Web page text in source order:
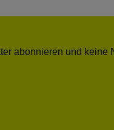
abonnieren und keine